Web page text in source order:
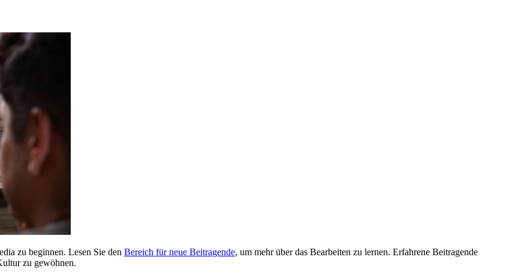
zu beginnen. Lesen Sie den Bereich für neue Beitragende, um mehr über das Bearbeiten zu lernen. Erfahrene Beitragende
zu gewöhnen.